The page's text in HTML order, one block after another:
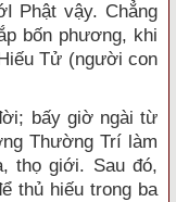
Phật vậy. Chẳng
bốn phương, khi
Tử (người con
bấy giờ ngài từ
Thường Trí làm
thọ giới. Sau đó,
thủ hiếu trong ba